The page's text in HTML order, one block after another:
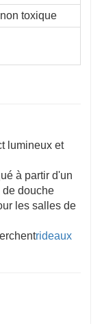
toxique
lumineux et
à partir d'un
de douche
les salles de
rideaux